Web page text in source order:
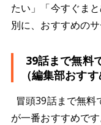
たい」「今すぐま
別に、おすすめの
39話まで無料
（編集部おすす
冒頭39話まで無料
が一番おすすめです